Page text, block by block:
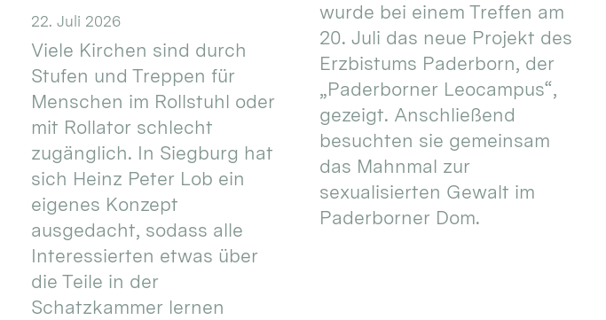
22. Juli 2026
Viele Kirchen sind durch
Stufen und Treppen für
Menschen im Rollstuhl oder
mit Rollator schlecht
zugänglich. In Siegburg hat
sich Heinz Peter Lob ein
eigenes Konzept
ausgedacht, sodass alle
Interessierten etwas über
die Teile in der
Schatzkammer lernen
wurde bei einem Treffen am
20. Juli das neue Projekt des
Erzbistums Paderborn, der
„Paderborner Leocampus“,
gezeigt. Anschließend
besuchten sie gemeinsam
das Mahnmal zur
sexualisierten Gewalt im
Paderborner Dom.